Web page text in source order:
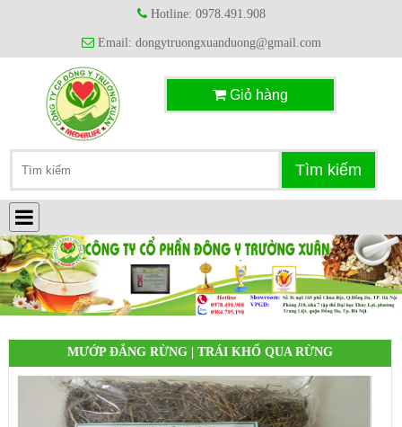
Hotline: 0978.491.908
Email: dongytruongxuanduong@gmail.com
Giỏ hàng
MƯỚP ĐẮNG RỪNG | TRÁI KHỔ QUA RỪNG